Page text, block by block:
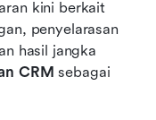
kini berkait
penyelarasan
hasil jangka
CRM sebagai